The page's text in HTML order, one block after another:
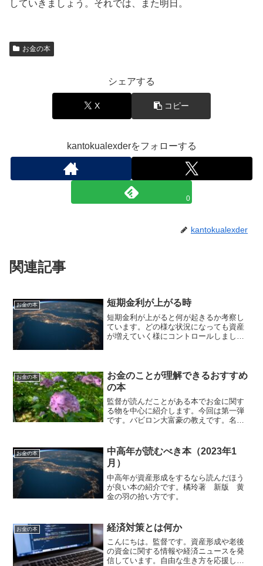
していきましょう。それでは、また明日。
お金の本
シェアする
X コピー
kantokualexderをフォローする
0
kantokualexder
関連記事
お金の本 短期金利が上がる時
短期金利が上がると何が起きるか考察し
ています。どの様な状況になっても資産
が増えていく様にコントロールしましょ
お金の本
お金のことが理解できるおすすめ
の本
監督が読んだことがある本でお金に関す
る物を中心に紹介します。今回は第一弾
です。バビロン大富豪の教えです。名著
ています。そして、お金や仕事の本当の
意味が出ています。
お金の本
中高年が読むべき本（2023年1
月）
中高年が資産形成をするなら読んだほう
が良い本の紹介です。橘玲著 新版 黄
金の羽の拾い方です。
お金の本 経済対策とは何か
こんにちは。監督です。資産形成や老後
の資金に関する情報や経済ニュースを発
信しています。自由な生き方を応援して